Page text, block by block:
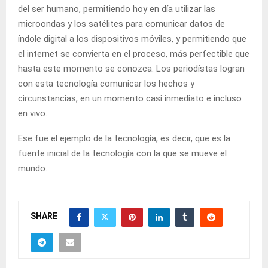
del ser humano, permitiendo hoy en día utilizar las
microondas y los satélites para comunicar datos de
índole digital a los dispositivos móviles, y permitiendo que
el internet se convierta en el proceso, más perfectible que
hasta este momento se conozca. Los periodístas logran
con esta tecnología comunicar los hechos y
circunstancias, en un momento casi inmediato e incluso
en vivo.
Ese fue el ejemplo de la tecnología, es decir, que es la
fuente inicial de la tecnología con la que se mueve el
mundo.
SHARE